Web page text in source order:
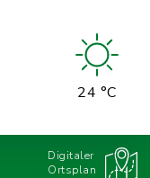
24 °C
Digitaler
Ortsplan